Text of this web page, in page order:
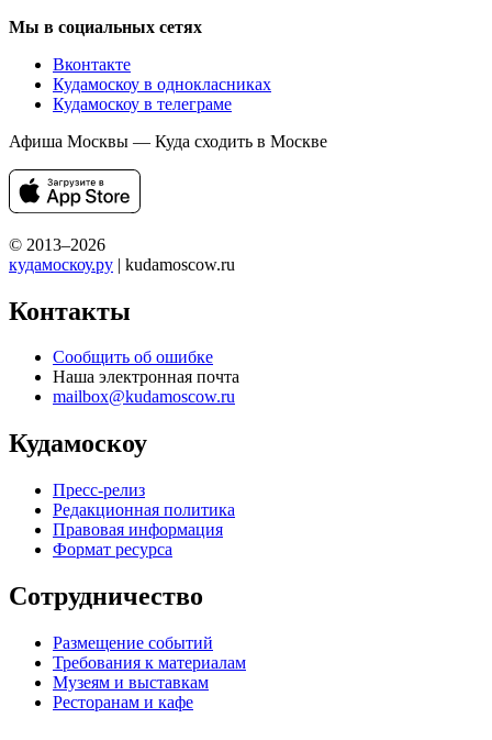
Мы в социальных сетях
Вконтакте
Кудамоскоу в однокласниках
Кудамоскоу в телеграме
Афиша Москвы — Куда сходить в Москве
© 2013–2026
кудамоскоу.ру | kudamoscow.ru
Контакты
Сообщить об ошибке
Наша электронная почта
mailbox@kudamoscow.ru
Кудамоскоу
Пресс-релиз
Редакционная политика
Правовая информация
Формат ресурса
Сотрудничество
Размещение событий
Требования к материалам
Музеям и выставкам
Ресторанам и кафе